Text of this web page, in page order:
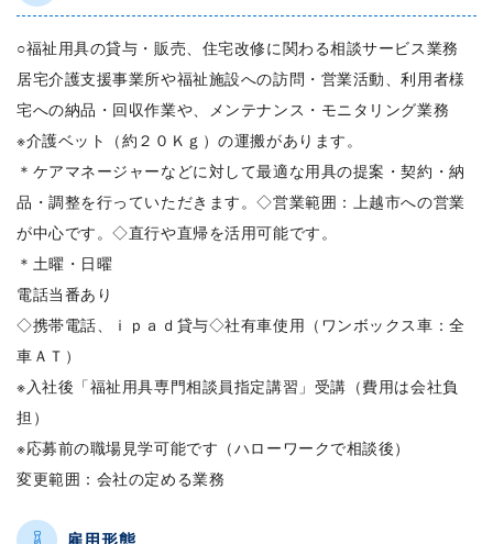
○福祉用具の貸与・販売、住宅改修に関わる相談サービス業務
居宅介護支援事業所や福祉施設への訪問・営業活動、利用者様
宅への納品・回収作業や、メンテナンス・モニタリング業務
※介護ベット（約２０Ｋｇ）の運搬があります。
＊ケアマネージャーなどに対して最適な用具の提案・契約・納
品・調整を行っていただきます。◇営業範囲：上越市への営業
が中心です。◇直行や直帰を活用可能です。
＊土曜・日曜
電話当番あり
◇携帯電話、ｉｐａｄ貸与◇社有車使用（ワンボックス車：全
車ＡＴ）
※入社後「福祉用具専門相談員指定講習」受講（費用は会社負
担）
※応募前の職場見学可能です（ハローワークで相談後）
変更範囲：会社の定める業務